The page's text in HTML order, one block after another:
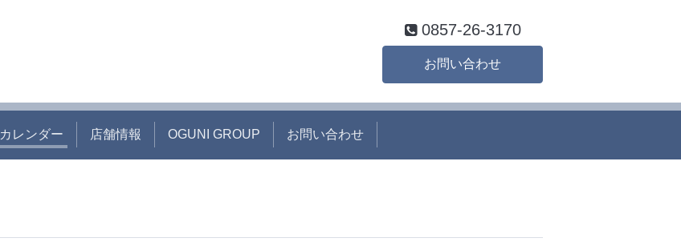
0857-26-3170
お問い合わせ
カレンダー 店舗情報 OGUNI GROUP お問い合わせ